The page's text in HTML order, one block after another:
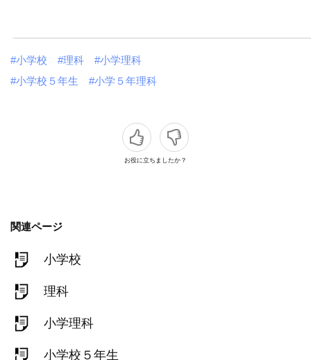
#小学校 #理科
#小学理科
#小学校５年生
#小学５年理科
お役に立ちましたか？
関連ページ
小学校
理科
小学理科
小学校５年生